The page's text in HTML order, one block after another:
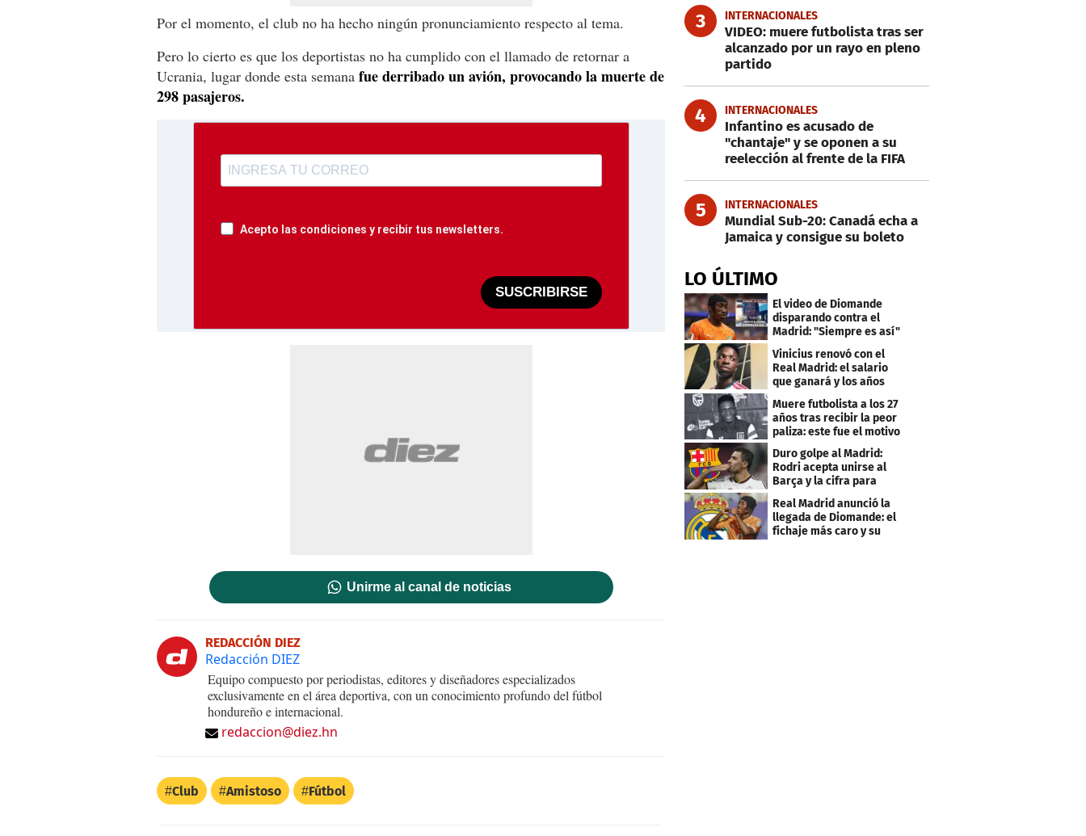
Por el momento, el club no ha hecho ningún pronunciamiento respecto al tema.
Pero lo cierto es que los deportistas no ha cumplido con el llamado de retornar a
Ucrania, lugar donde esta semana fue derribado un avión, provocando la muerte de
298 pasajeros.
Acepto las condiciones y recibir tus newsletters.
SUSCRIBIRSE
Unirme al canal de noticias
REDACCIÓN DIEZ
Redacción DIEZ
Equipo compuesto por periodistas, editores y diseñadores especializados
exclusivamente en el área deportiva, con un conocimiento profundo del fútbol
hondureño e internacional.
redaccion@diez.hn
Club Amistoso Fútbol
3 INTERNACIONALES
VIDEO: muere futbolista tras ser
alcanzado por un rayo en pleno
partido
4 INTERNACIONALES
Infantino es acusado de
"chantaje" y se oponen a su
reelección al frente de la FIFA
5 INTERNACIONALES
Mundial Sub-20: Canadá echa a
Jamaica y consigue su boleto
LO ÚLTIMO
El video de Diomande
disparando contra el
Madrid: "Siempre es así"
Vinicius renovó con el
Real Madrid: el salario
que ganará y los años
Muere futbolista a los 27
años tras recibir la peor
paliza: este fue el motivo
Duro golpe al Madrid:
Rodri acepta unirse al
Barça y la cifra para
cerrar su fichaje
Real Madrid anunció la
llegada de Diomande: el
fichaje más caro y su